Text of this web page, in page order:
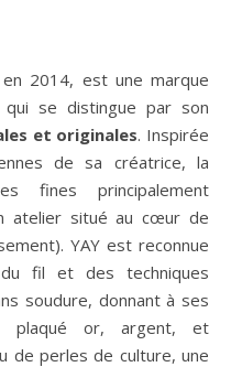
2014, est une marque
se distingue par son
et originales. Inspirée
de sa créatrice, la
fines principalement
atelier situé au cœur de
YAY est reconnue
fil et des techniques
soudure, donnant à ses
plaqué or, argent, et
de perles de culture, une